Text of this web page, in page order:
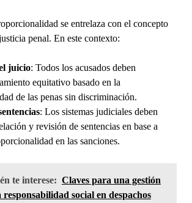
se entrelaza con el concepto
penal. En este contexto:
juicio: Todos los acusados deben
equitativo basado en la
de las penas sin discriminación.
: Los sistemas judiciales deben
y revisión de sentencias en base a
en las sanciones.
te interese: Claves para una gestión
responsabilidad social en despachos